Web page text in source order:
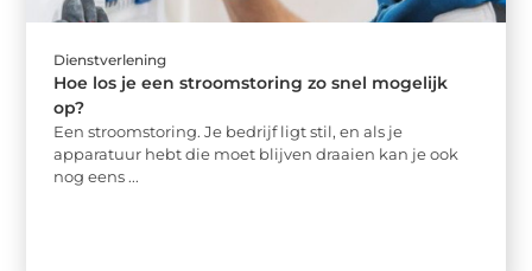
Dienstverlening
Hoe los je een stroomstoring zo snel mogelijk
op?
Een stroomstoring. Je bedrijf ligt stil, en als je
apparatuur hebt die moet blijven draaien kan je ook
nog eens ...